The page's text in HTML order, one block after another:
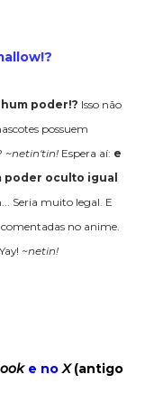
poder!? Isso não
possuem
~netin'tin!Espera aí: e
poder oculto igual
Seria muito legal. E
no anime.
~netin!
e noX(antigo